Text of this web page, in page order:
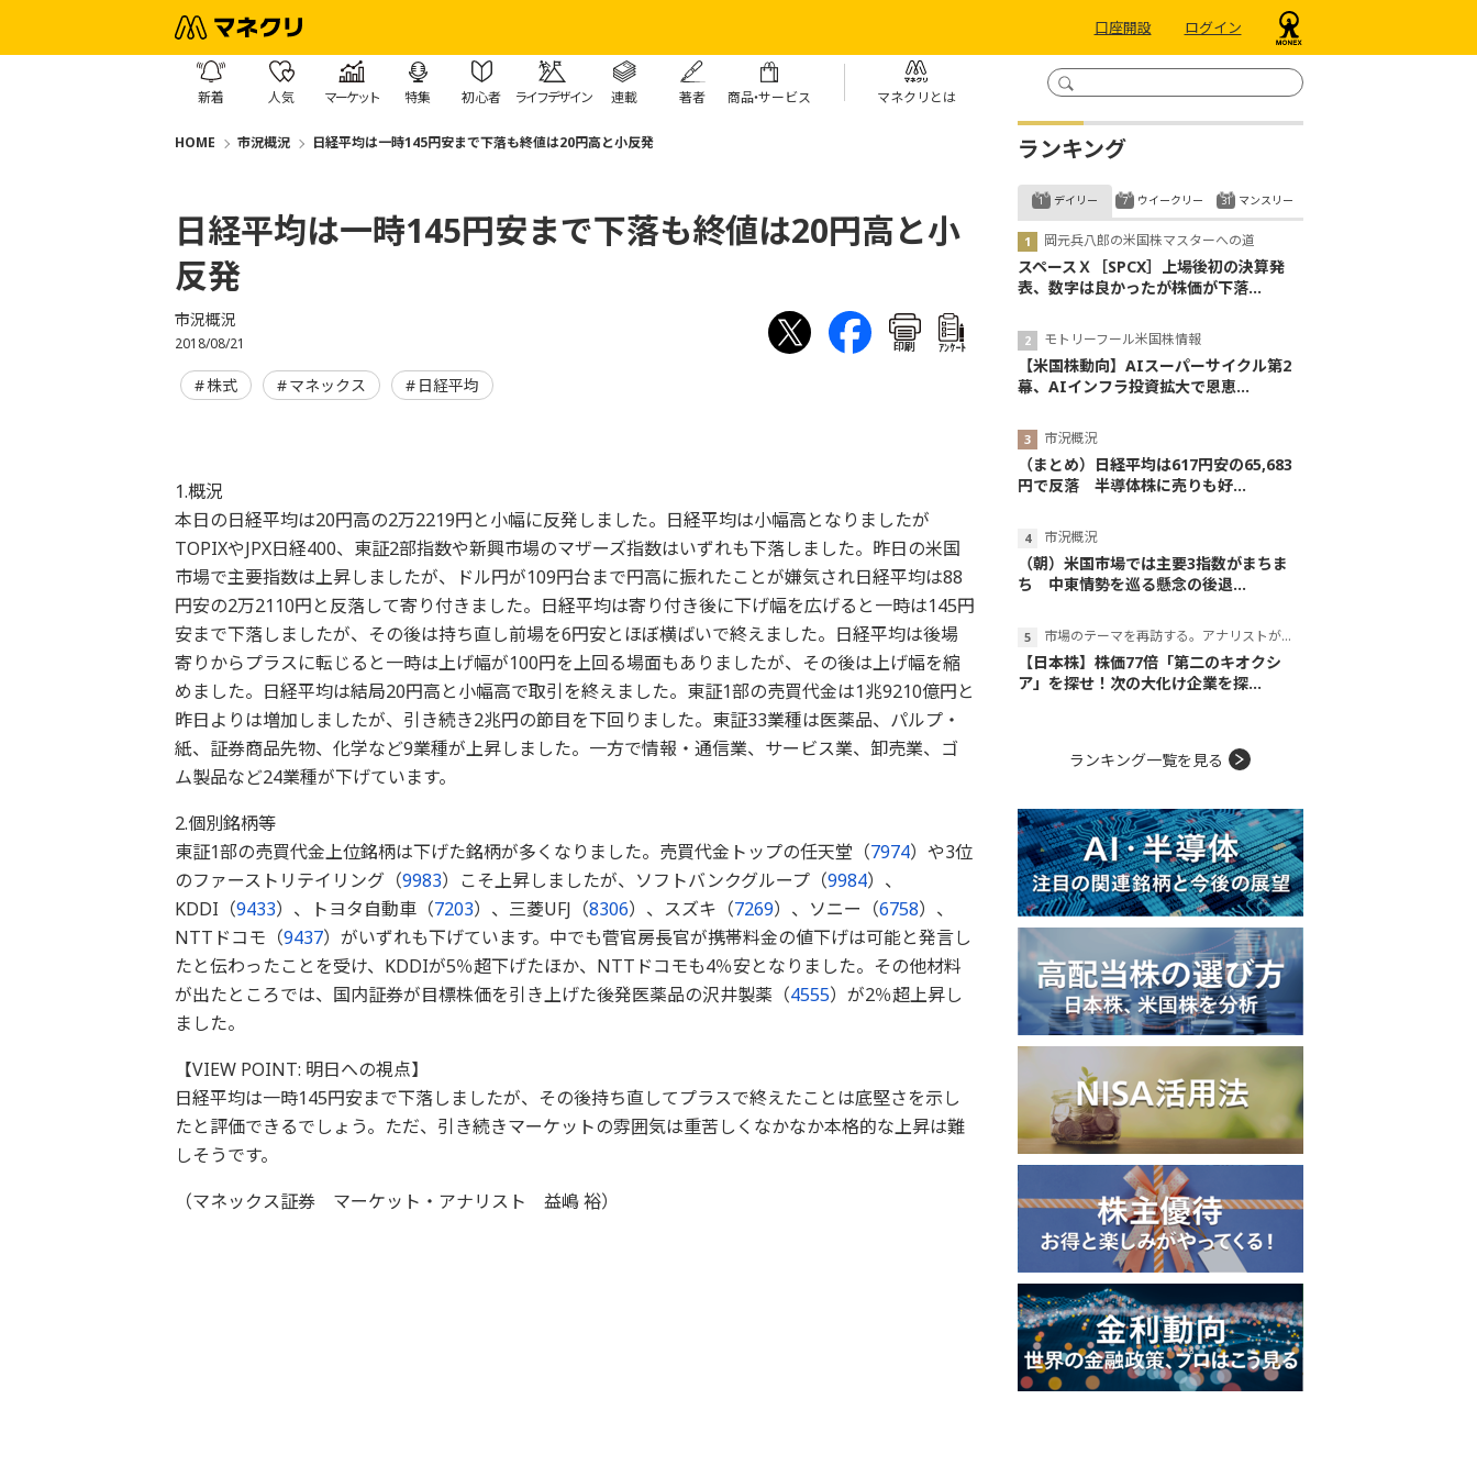
口座開設 ログイン
新着 人気 マーケット 特集 初心者 ライフデザイン 連載 著者 商品・サービス マネクリとは
HOME 市況概況 日経平均は一時145円安まで下落も終値は20円高と小反発
日経平均は一時145円安まで下落も終値は20円高と小
反発
市況概況
2018/08/21 印刷 ｱﾝｹｰﾄ
株式 マネックス 日経平均
1.概況
本日の日経平均は20円高の2万2219円と小幅に反発しました。日経平均は小幅高となりましたが
TOPIXやJPX日経400、東証2部指数や新興市場のマザーズ指数はいずれも下落しました。昨日の米国
市場で主要指数は上昇しましたが、ドル円が109円台まで円高に振れたことが嫌気され日経平均は88
円安の2万2110円と反落して寄り付きました。日経平均は寄り付き後に下げ幅を広げると一時は145円
安まで下落しましたが、その後は持ち直し前場を6円安とほぼ横ばいで終えました。日経平均は後場
寄りからプラスに転じると一時は上げ幅が100円を上回る場面もありましたが、その後は上げ幅を縮
めました。日経平均は結局20円高と小幅高で取引を終えました。東証1部の売買代金は1兆9210億円と
昨日よりは増加しましたが、引き続き2兆円の節目を下回りました。東証33業種は医薬品、パルプ・
紙、証券商品先物、化学など9業種が上昇しました。一方で情報・通信業、サービス業、卸売業、ゴ
ム製品など24業種が下げています。
2.個別銘柄等
東証1部の売買代金上位銘柄は下げた銘柄が多くなりました。売買代金トップの任天堂（7974）や3位
のファーストリテイリング（9983）こそ上昇しましたが、ソフトバンクグループ（9984）、
KDDI（9433）、トヨタ自動車（7203）、三菱UFJ（8306）、スズキ（7269）、ソニー（6758）、
NTTドコモ（9437）がいずれも下げています。中でも菅官房長官が携帯料金の値下げは可能と発言し
たと伝わったことを受け、KDDIが5％超下げたほか、NTTドコモも4％安となりました。その他材料
が出たところでは、国内証券が目標株価を引き上げた後発医薬品の沢井製薬（4555）が2％超上昇し
ました。
【VIEW POINT: 明日への視点】
日経平均は一時145円安まで下落しましたが、その後持ち直してプラスで終えたことは底堅さを示し
たと評価できるでしょう。ただ、引き続きマーケットの雰囲気は重苦しくなかなか本格的な上昇は難
しそうです。
（マネックス証券 マーケット・アナリスト 益嶋 裕）
ランキング
デイリー
岡元兵八郎の米国株マスターへの道
スペースＸ［SPCX］上場後初の決算発
表、数字は良かったが株価が下落...
モトリーフール米国株情報
【米国株動向】AIスーパーサイクル第2
幕、AIインフラ投資拡大で恩恵...
市況概況
（まとめ）日経平均は617円安の65,683
円で反落 半導体株に売りも好...
市況概況
（朝）米国市場では主要3指数がまちま
ち 中東情勢を巡る懸念の後退...
市場のテーマを再訪する。アナリストが読み解くテーマの本質
【日本株】株価77倍「第二のキオクシ
ア」を探せ！次の大化け企業を探...
ウイークリー マンスリー
ランキング一覧を見る